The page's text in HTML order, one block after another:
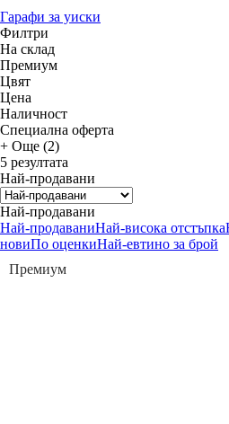
Гарафи за уиски
Филтри
На склад
Премиум
Цвят
Цена
Наличност
Специална оферта
+ Още (2)
5 резултата
Най-продавани
Най-продавани
Най-продаваниНай-висока отстъпка
новиПо оценкиНай-евтино за брой
Премиум